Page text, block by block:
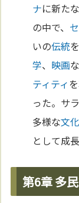
ナに新た
の中で、
いの伝統
学、 映画
ティティ
った。サ
多様な文
として成
第6章 多